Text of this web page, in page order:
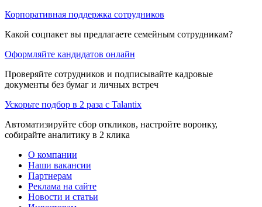
Корпоративная поддержка сотрудников
Какой соцпакет вы предлагаете семейным сотрудникам?
Оформляйте кандидатов онлайн
Проверяйте сотрудников и подписывайте кадровые
документы без бумаг и личных встреч
Ускорьте подбор в 2 раза с Talantix
Автоматизируйте сбор откликов, настройте воронку,
собирайте аналитику в 2 клика
О компании
Наши вакансии
Партнерам
Реклама на сайте
Новости и статьи